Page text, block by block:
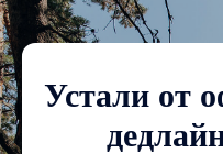
Устали от